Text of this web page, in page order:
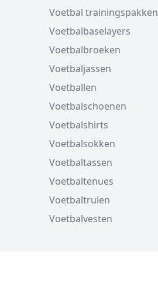
Voetbal trainingspakken
Voetbalbaselayers
Voetbalbroeken
Voetbaljassen
Voetballen
Voetbalschoenen
Voetbalshirts
Voetbalsokken
Voetbaltassen
Voetbaltenues
Voetbaltruien
Voetbalvesten